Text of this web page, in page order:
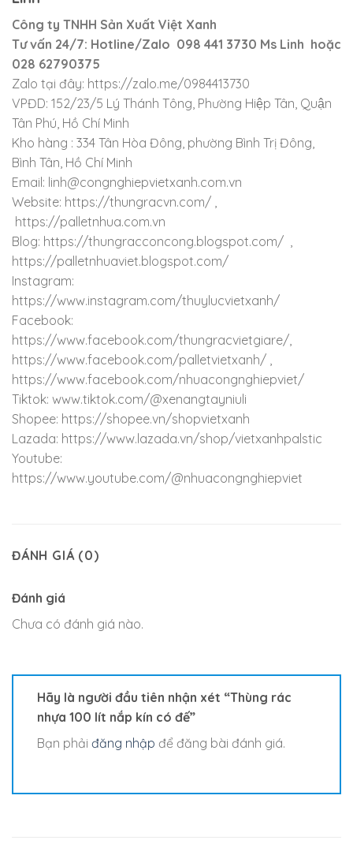
Công ty TNHH Sản Xuất Việt Xanh
Tư vấn 24/7: Hotline/Zalo 098 441 3730 Ms Linh hoặc
028 62790375
Zalo tại đây: https://zalo.me/0984413730
VPĐD: 152/23/5 Lý Thánh Tông, Phường Hiệp Tân, Quận
Tân Phú, Hồ Chí Minh
Kho hàng : 334 Tân Hòa Đông, phường Bình Trị Đông,
Bình Tân, Hồ Chí Minh
Email: linh@congnghiepvietxanh.com.vn
Website: https://thungracvn.com/ ,
https://palletnhua.com.vn
Blog: https://thungracconcong.blogspot.com/ ,
https://palletnhuaviet.blogspot.com/
Instagram:
https://www.instagram.com/thuylucvietxanh/
Facebook:
https://www.facebook.com/thungracvietgiare/,
https://www.facebook.com/palletvietxanh/ ,
https://www.facebook.com/nhuacongnghiepviet/
Tiktok: www.tiktok.com/@xenangtayniuli
Shopee: https://shopee.vn/shopvietxanh
Lazada: https://www.lazada.vn/shop/vietxanhpalstic
Youtube:
https://www.youtube.com/@nhuacongnghiepviet
ĐÁNH GIÁ (0)
Đánh giá
Chưa có đánh giá nào.
Hãy là người đầu tiên nhận xét “Thùng rác
nhựa 100 lít nắp kín có đế”
Bạn phải đăng nhập để đăng bài đánh giá.